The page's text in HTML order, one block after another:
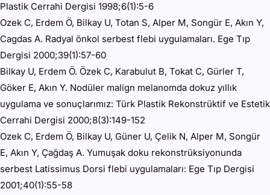
Plastik Cerrahi Dergisi 1998;6(1):5-6
Ozek C, Erdem Ö, Bilkay U, Totan S, Alper M, Songür E, Akın Y,
Cagdas A. Radyal önkol serbest flebi uygulamaları. Ege Tıp
Dergisi 2000;39(1):57-60
Bilkay U, Erdem Ö. Özek C, Karabulut B, Tokat C, Gürler T,
Göker E, Akın Y. Nodüler malign melanomda dokuz yıllık
uygulama ve sonuçlarımız: Türk Plastik Rekonstrüktif ve Estetik
Cerrahi Dergisi 2000;8(3):149-152
Ozek C, Erdem Ö, Bilkay U, Güner U, Çelik N, Alper M, Songür
E, Akın Y, Çağdaş A. Yumuşak doku rekonstrüksiyonunda
serbest Latissimus Dorsi flebi uygulamaları: Ege Tıp Dergisi
2001;40(1):55-58